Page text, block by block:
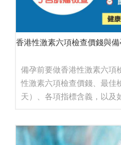
香港性激素六項檢查價錢與
備孕前要做香港性激素六項
性激素六項檢查價錢、最佳
天）、各項指標含義，以及